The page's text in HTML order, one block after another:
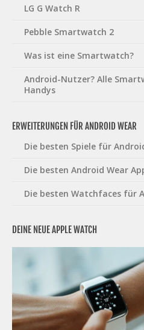
LG G Watch R
Pebble Smartwatch 2
Was ist eine Smartwatch?
Android-Nutzer? Alle
Handys
ERWEITERUNGEN FÜR ANDROID WEAR
Die besten Spiele für
Die besten Android Wear
Die besten Watchfaces für
DEINE NEUE APPLE WATCH